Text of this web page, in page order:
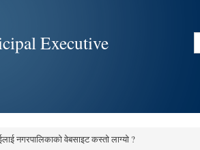
Executive
नगरपालिकाको वेबसाइट कस्तो लाग्यो ?